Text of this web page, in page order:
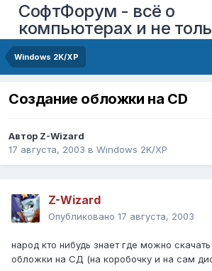
СофтФорум - всё о
компьютерах и не
Windows 2K/XP
Создание обложки на CD
Автор Z-Wizard
17 августа, 2003 в Windows 2K/XP
Z-Wizard
Опубликовано 17 августа, 2003
народ кто нибудь знает где можно
обложки на СД (на коробочку и на сам